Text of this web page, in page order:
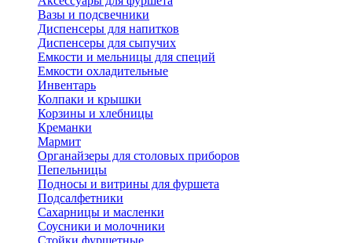
Вазы и подсвечники
Диспенсеры для напитков
Диспенсеры для сыпучих
Емкости и мельницы для специй
Емкости охладительные
Инвентарь
Колпаки и крышки
Корзины и хлебницы
Креманки
Мармит
Органайзеры для столовых приборов
Пепельницы
Подносы и витрины для фуршета
Подсалфетники
Сахарницы и масленки
Соусники и молочники
Стойки фуршетные